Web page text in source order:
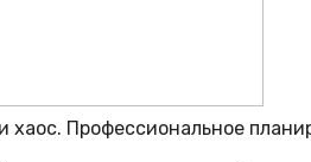
хаос. Профессиональное